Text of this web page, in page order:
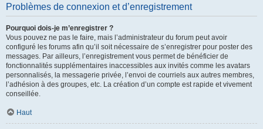
Problèmes de connexion et d’enregistrement
Pourquoi dois-je m’enregistrer ?
Vous pouvez ne pas le faire, mais l’administrateur du forum peut avoir
configuré les forums afin qu’il soit nécessaire de s’enregistrer pour poster des
messages. Par ailleurs, l’enregistrement vous permet de bénéficier de
fonctionnalités supplémentaires inaccessibles aux invités comme les avatars
personnalisés, la messagerie privée, l’envoi de courriels aux autres membres,
l’adhésion à des groupes, etc. La création d’un compte est rapide et vivement
conseillée.
Haut